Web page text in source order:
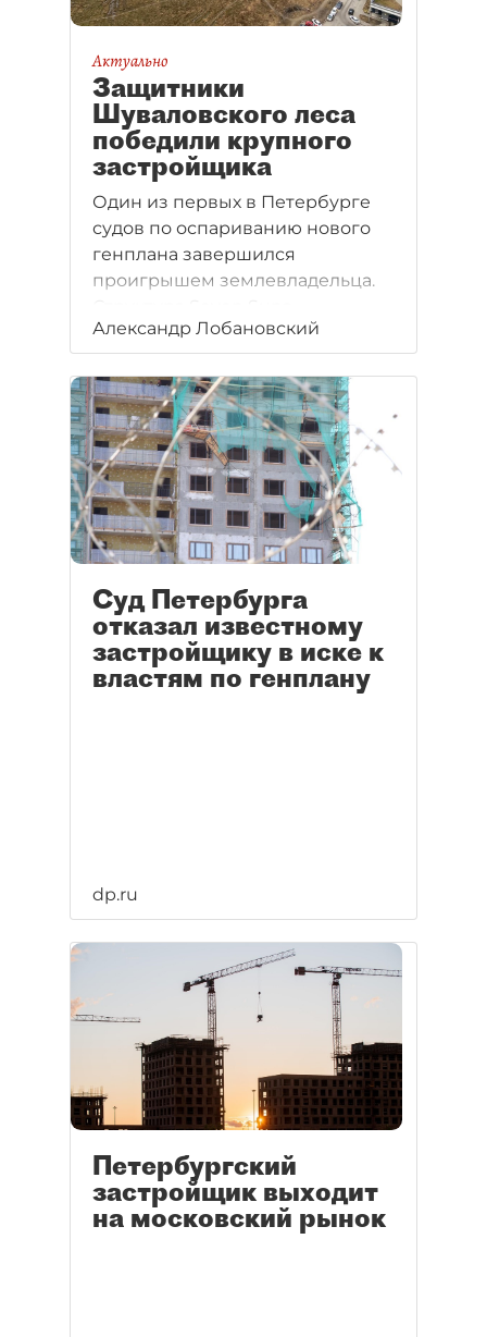
Актуально
Защитники
Шуваловского леса
победили крупного
застройщика
Один из первых в Петербурге
судов по оспариванию нового
генплана завершился
проигрышем землевладельца.
Development не смогла
добиться признания
незаконным перевода 14 га
земли из зоны жилой застройки
в рекреационную.
Александр Лобановский
Суд Петербурга
отказал известному
застройщику в иске к
властям по генплану
dp.ru
Петербургский
застройщик выходит
на московский рынок